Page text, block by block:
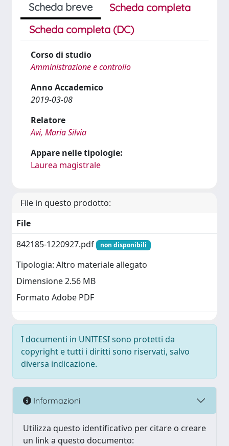
Scheda breve
Scheda completa
Scheda completa (DC)
Corso di studio
Amministrazione e controllo
Anno Accademico
2019-03-08
Relatore
Avi, Maria Silvia
Appare nelle tipologie:
Laurea magistrale
File in questo prodotto:
File
842185-1220927.pdf
non disponibili
Tipologia: Altro materiale allegato
Dimensione 2.56 MB
Formato Adobe PDF
I documenti in UNITESI sono protetti da
copyright e tutti i diritti sono riservati, salvo
diversa indicazione.
Informazioni
Utilizza questo identificativo per citare o creare
un link a questo documento: